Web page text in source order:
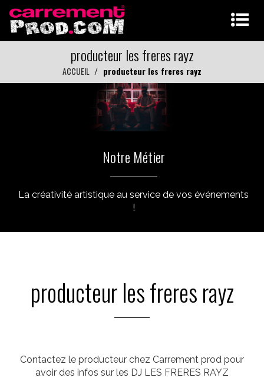
producteur les freres rayz
ACCUEIL producteur les freres rayz
Notre Métier
La créativité artistique au service de vos événements
!
producteur les freres rayz
Contactez le producteur chez Carrement prod pour
avoir des infos sur les DJ LES FRERES RAYZ